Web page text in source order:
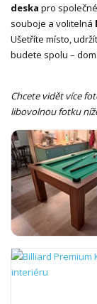
deska pro
souboje a volitelná
Ušetříte místo,
budete spolu –
Chcete vidět více
libovolnou fotku